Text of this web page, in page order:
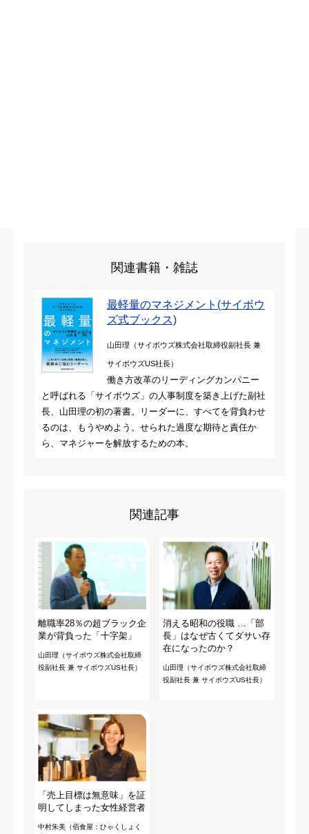
関連書籍・雑誌
最軽量のマネジメント(サイボウ
ズ式ブックス)
山田理（サイボウズ株式会社取締役副社長 兼
サイボウズUS社長）
働き方改革のリーディングカンパニー
と呼ばれる「サイボウズ」の人事制度を築き上げた副社
長、山田理の初の著書。リーダーに、すべてを背負わせ
るのは、もうやめよう。せられた過度な期待と責任か
ら、マネジャーを解放するための本。
関連記事
離職率28％の超ブラック企
業が背負った「十字架」
山田理（サイボウズ株式会社取締
役副社長 兼 サイボウズUS社長）
消える昭和の役職 …「部
長」はなぜ古くてダサい存
在になったのか？
山田理（サイボウズ株式会社取締
役副社長 兼 サイボウズUS社長）
「売上目標は無意味」を証
明してしまった女性経営者
中村朱美（佰食屋：ひゃくしょく